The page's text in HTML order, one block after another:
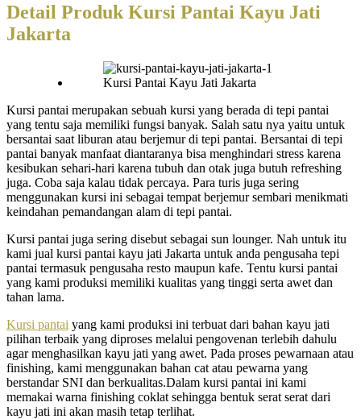
Detail Produk Kursi Pantai Kayu Jati
Jakarta
Kursi pantai merupakan sebuah kursi yang berada di tepi pantai
yang tentu saja memiliki fungsi banyak. Salah satu nya yaitu untuk
bersantai saat liburan atau berjemur di tepi pantai. Bersantai di tepi
pantai banyak manfaat diantaranya bisa menghindari stress karena
kesibukan sehari-hari karena tubuh dan otak juga butuh refreshing
juga. Coba saja kalau tidak percaya. Para turis juga sering
menggunakan kursi ini sebagai tempat berjemur sembari menikmati
keindahan pemandangan alam di tepi pantai.
Kursi pantai juga sering disebut sebagai sun lounger. Nah untuk itu
kami jual kursi pantai kayu jati Jakarta untuk anda pengusaha tepi
pantai termasuk pengusaha resto maupun kafe. Tentu kursi pantai
yang kami produksi memiliki kualitas yang tinggi serta awet dan
tahan lama.
Kursi pantai yang kami produksi ini terbuat dari bahan kayu jati
pilihan terbaik yang diproses melalui pengovenan terlebih dahulu
agar menghasilkan kayu jati yang awet. Pada proses pewarnaan atau
finishing, kami menggunakan bahan cat atau pewarna yang
berstandar SNI dan berkualitas.Dalam kursi pantai ini kami
memakai warna finishing coklat sehingga bentuk serat serat dari
kayu jati ini akan masih tetap terlihat.